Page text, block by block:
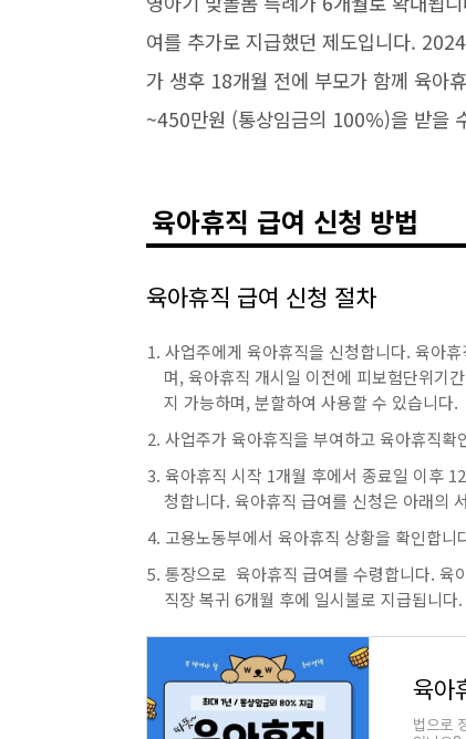
여를 추가로 지급했던 제도입니다.
가 생후 18개월 전에 부모가 함께 육아
~450만원 (통상임금의 100%)을 받을
육아휴직 급여 신청 방법
육아휴직 급여 신청 절차
사업주에게 육아휴직을 신청합니다. 육아
며, 육아휴직 개시일 이전에 피보험단위기
지 가능하며, 분할하여 사용할 수 있습니다.
사업주가 육아휴직을 부여하고 육아휴직확
육아휴직 시작 1개월 후에서 종료일 이후
청합니다. 육아휴직 급여를 신청은 아래의
고용노동부에서 육아휴직 상황을 확인합니
통장으로 육아휴직 급여를 수령합니다. 육
직장 복귀 6개월 후에 일시불로 지급됩니다.
육아
법으로